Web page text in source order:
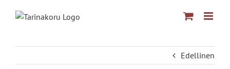
Edellinen